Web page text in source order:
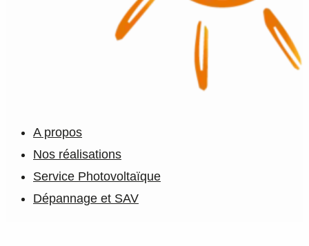
A propos
Nos réalisations
Service Photovoltaïque
Dépannage et SAV